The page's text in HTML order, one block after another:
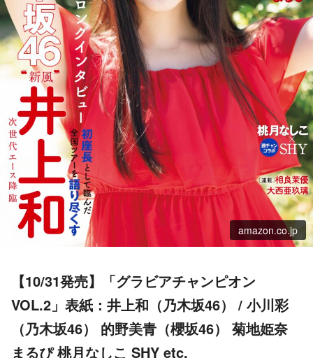
amazon.co.jp
【10/31発売】「グラビアチャンピオン
VOL.2」表紙：井上和（乃木坂46） / 小川彩
（乃木坂46） 的野美青（櫻坂46） 菊地姫奈
まるぴ 桃月なしこ SHY etc.